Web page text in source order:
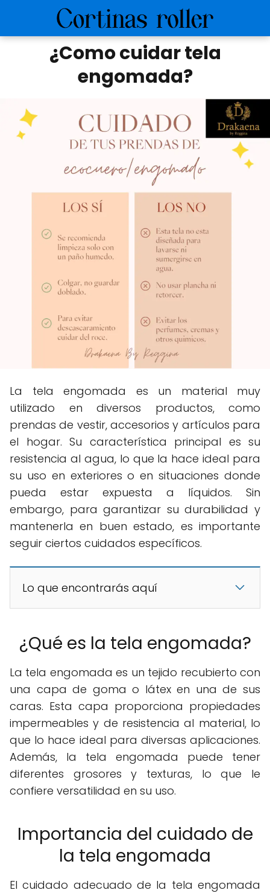
¿Como cuidar tela
engomada?
La tela engomada es un material muy
utilizado en diversos productos, como
prendas de vestir, accesorios y artículos para
el hogar. Su característica principal es su
resistencia al agua, lo que la hace ideal para
su uso en exteriores o en situaciones donde
pueda estar expuesta a líquidos. Sin
embargo, para garantizar su durabilidad y
mantenerla en buen estado, es importante
seguir ciertos cuidados específicos.
Lo que encontrarás aquí
¿Qué es la tela engomada?
La tela engomada es un tejido recubierto con
una capa de goma o látex en una de sus
caras. Esta capa proporciona propiedades
impermeables y de resistencia al material, lo
que lo hace ideal para diversas aplicaciones.
Además, la tela engomada puede tener
diferentes grosores y texturas, lo que le
confiere versatilidad en su uso.
Importancia del cuidado de
la tela engomada
El cuidado adecuado de la tela engomada